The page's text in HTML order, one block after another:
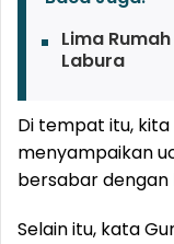
Lima
Labura
Di tempat itu,
menyampaikan
bersabar dengan
Selain itu, kata